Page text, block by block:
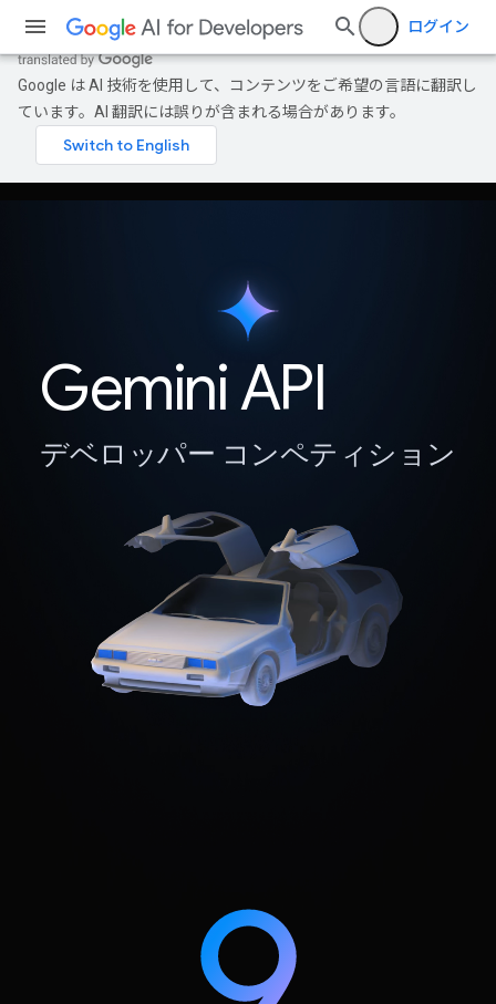
ログイン
Google は AI 技術を使用して、コンテンツをご希望の言語に翻訳し
ています。AI 翻訳には誤りが含まれる場合があります。
Gemini API
デベロッパー コンペティション